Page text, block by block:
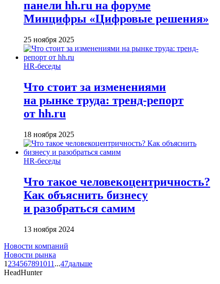
панели hh.ru на форуме
Минцифры «Цифровые решения»
25 ноября 2025
HR-беседы
Что стоит за изменениями
на рынке труда: тренд-репорт
от hh.ru
18 ноября 2025
HR-беседы
Что такое человеко­центричность?
Как объяснить бизнесу
и разобраться самим
13 ноября 2024
Новости компаний
Новости рынка
1 234567891011 ...47дальше
HeadHunter